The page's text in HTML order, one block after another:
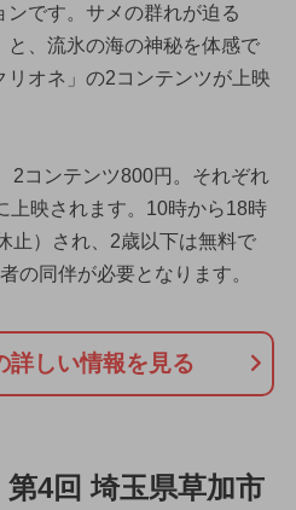
です。サメの群れが迫る
と、流氷の海の神秘を体感で
リオネ」の2コンテンツが上映
2コンテンツ800円。それぞれ
上映されます。10時から18時
止）され、2歳以下は無料で
の同伴が必要となります。
詳しい情報を見る
第4回 埼玉県草加市